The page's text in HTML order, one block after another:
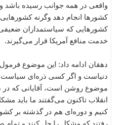
واقعی در همه جوانب رسیده باشد و
کشورها انجام دهد وگرنه
کشورهایی که سیاستمداران ضعیفی
خدمت منافع آمریکا قرار می‌گیرند.
دهقان ادامه داد: این موضوع
دنیاست و اگر کسی ذره‌ای سیاست
موضوع روشن است، آقایانی که در
انقلاب تاکنون می‌گفتند ما باید
کنیم و دوره‌ای هم در گذشته بر
رفتند که مشکل را حل کنند و تمام